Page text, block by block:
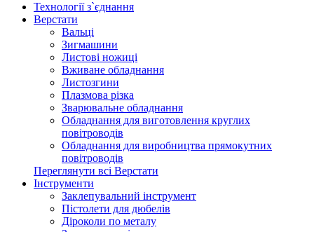
Технології з`єднання
Верстати
Вальці
Зигмашини
Листові ножиці
Вживане обладнання
Листозгини
Плазмова різка
Зварювальне обладнання
Обладнання для виготовлення круглих
повітроводів
Обладнання для виробництва прямокутних
повітроводів
Переглянути всі Верстати
Інструменти
Заклепувальний інструмент
Пістолети для дюбелів
Діроколи по металу